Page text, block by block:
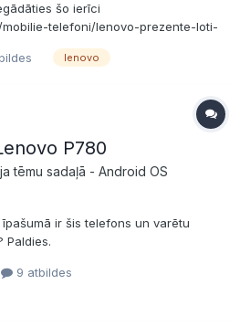
šo ierīci
telefoni/lenovo-prezente-loti-
nezdodas atras kur šo tālruni
lenovo
P780
tēmu sadaļā - Android OS
ir šis telefons un varētu
Paldies.
9 atbildes